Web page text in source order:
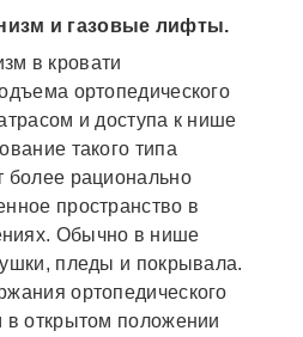
и газовые лифты.
в кровати
ортопедического
и доступа к нише
такого типа
более рационально
пространство в
Обычно в нише
пледы и покрывала.
ортопедического
в открытом положении